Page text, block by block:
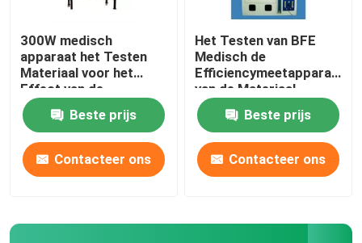
300W medisch
apparaat het Testen
Materiaal voor het
Effect van de
Deeltjesbescherming
Beste prijs
Contacteer ons
Het Testen van BFE
Medisch de
Efficiencymeetapparaat
van de Materiaal
Bacterieel Filtratie
Beste prijs
Contacteer ons